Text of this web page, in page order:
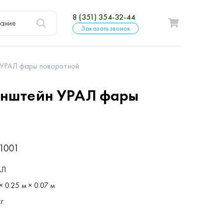
8 (351) 354-32-44
Заказать звонок
фары поворотной
УРАЛ фары
0.25 м × 0.07 м